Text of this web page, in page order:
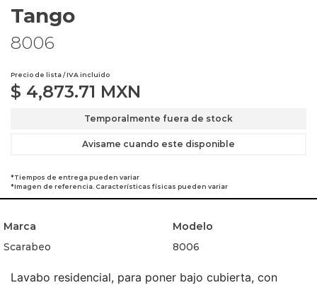
Tango
8006
Precio de lista / IVA incluido
$ 4,873.71 MXN
Temporalmente fuera de stock
Avisame cuando este disponible
*Tiempos de entrega pueden variar
*Imagen de referencia. Características físicas pueden variar
Marca
Modelo
Scarabeo
8006
Lavabo residencial, para poner bajo cubierta, con